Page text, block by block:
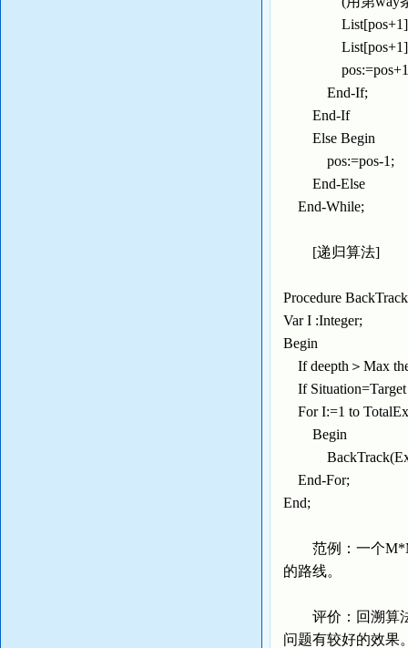
End-If;
End-If
Else Begin
pos:=pos-1;
End-Else
End-While;
[递归算法]
Procedure
Var I :Integer;
Begin
If deepth＞Max
If
For I:=1 to
Begin
End-For;
End;
范例：一个M*M
的路线。
评价：回溯算法
问题有较好的效果